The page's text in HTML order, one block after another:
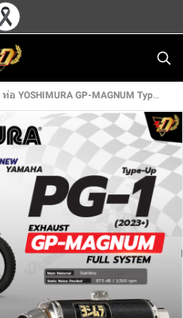
ท่อ YOSHIMURA GP-MAGNUM Type-up สำหรับ YAMAHA PG-1